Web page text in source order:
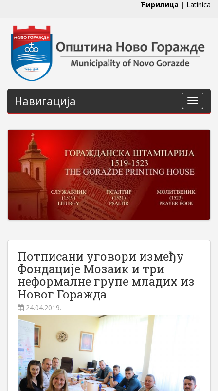
Ћирилица | Latinica
Навигација
Потписани уговори између
Фондације Мозаик и три
неформалне групе младих из
Новог Горажда
24.04.2019.